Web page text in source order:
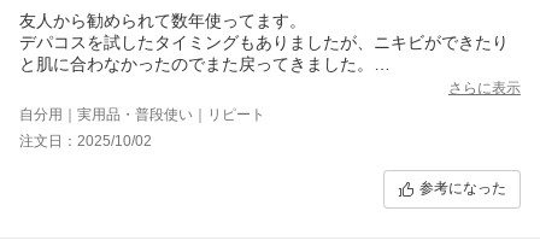
友人から勧められて数年使ってます。
デパコスを試したタイミングもありましたが、ニキビができたり
と肌に合わなかったのでまた戻ってきました。
さらに表示
自分用｜実用品・普段使い｜リピート
注文日：2025/10/02
参考になった